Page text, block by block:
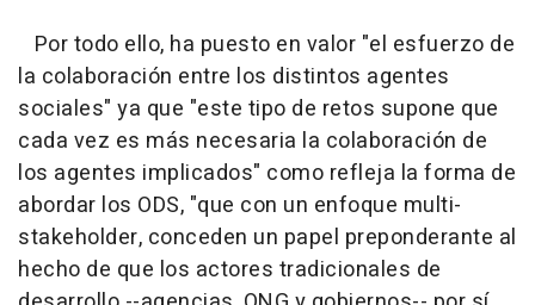
Por todo ello, ha puesto en valor "el esfuerzo de
la colaboración entre los distintos agentes
sociales" ya que "este tipo de retos supone que
cada vez es más necesaria la colaboración de
los agentes implicados" como refleja la forma de
abordar los ODS, "que con un enfoque multi-
stakeholder, conceden un papel preponderante al
hecho de que los actores tradicionales de